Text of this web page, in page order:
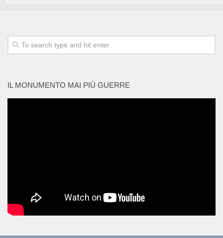
IL MONUMENTO MAI PIÙ GUERRE